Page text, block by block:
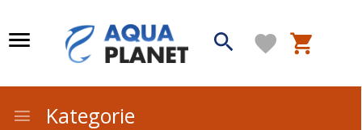
Kategorie